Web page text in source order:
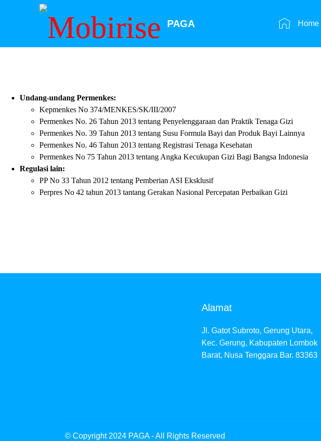
PAGA Home
Undang-undang Permenkes:
Kepmenkes No 374/MENKES/SK/III/2007
Permenkes No. 26 Tahun 2013 tentang Penyelenggaraan dan Praktik Tenaga Gizi
Permenkes No. 39 Tahun 2013 tentang Susu Formula Bayi dan Produk Bayi Lainnya
Permenkes No. 46 Tahun 2013 tentang Registrasi Tenaga Kesehatan
Permenkes No 75 Tahun 2013 tentang Angka Kecukupan Gizi Bagi Bangsa Indonesia
Regulasi lain:
PP No 33 Tahun 2012 tentang Pemberian ASI Eksklusif
Perpres No 42 tahun 2013 tantang Gerakan Nasional Percepatan Perbaikan Gizi
Alamat
Jl. Gatot Subroto, Gerung Utara,
Kec. Gerung, Kabupaten Lombok
Barat, Nusa Tenggara Bar. 83363
© Copyright 2024 PAGA - All Rights Reserved